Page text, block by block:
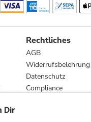
Rechtliches
AGB
Widerrufsbelehrung
Datenschutz
Compliance